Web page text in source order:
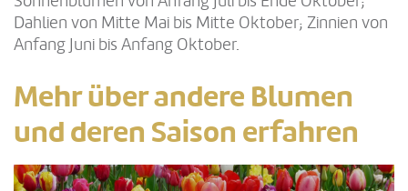
Dahlien von Mitte Mai bis Mitte Oktober; Zinnien von
Anfang Juni bis Anfang Oktober.
Mehr über andere Blumen
und deren Saison erfahren